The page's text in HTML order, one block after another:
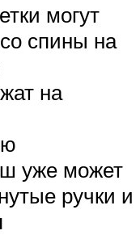
могут
спины на
на
уже может
ручки и